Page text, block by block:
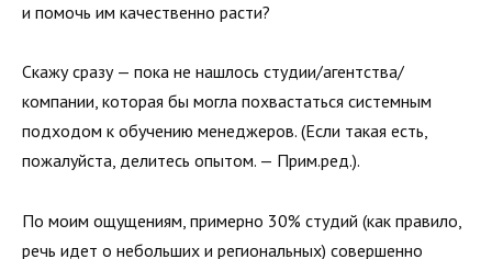
и помочь им качественно расти?
Скажу сразу — пока не нашлось студии/агентства/
компании, которая бы могла похвастаться системным
подходом к обучению менеджеров. (Если такая есть,
пожалуйста, делитесь опытом. — Прим.ред.).
По моим ощущениям, примерно 30% студий (как правило,
речь идет о небольших и региональных) совершенно